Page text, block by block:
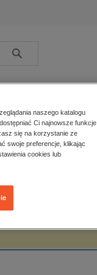
Szukaj
E-prasa
naszego katalogu
Ci najnowsze funkcje,
się na korzystanie ze
swoje preferencje, klikając
cookies lub